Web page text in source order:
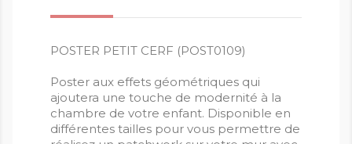
POSTER PETIT CERF (POST0109)
Poster aux effets géométriques qui
ajoutera une touche de modernité à la
chambre de votre enfant. Disponible en
différentes tailles pour vous permettre de